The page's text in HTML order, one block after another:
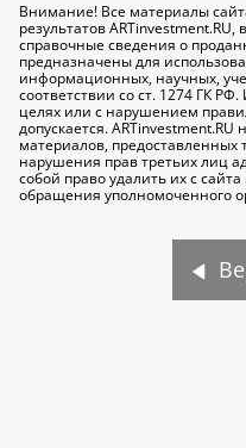
Внимание! Все материалы
результатов
справочные сведения о
предназначены для
информационных, научных,
соответствии со ст. 1274 ГК
целях или с нарушением
допускается.
материалов,
нарушения прав третьих лиц
собой право удалить их с
обращения уполномоченного